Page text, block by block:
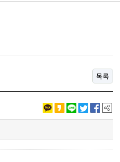
목록